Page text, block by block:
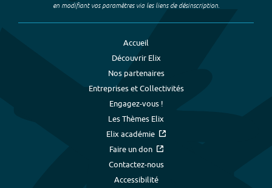
en modifiant vos paramètres via les liens de désinscription.
Accueil
Découvrir Elix
Nos partenaires
Entreprises et Collectivités
Engagez-vous !
Les Thèmes Elix
Elix académie
Faire un don
Contactez-nous
Accessibilité